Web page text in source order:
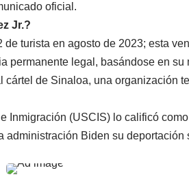
oficial.
Jr.?
turista en agosto de 2023; esta
permanente legal, basándose en su
de Sinaloa, una organización
Inmigración (USCIS) lo calificó
Biden su deportación